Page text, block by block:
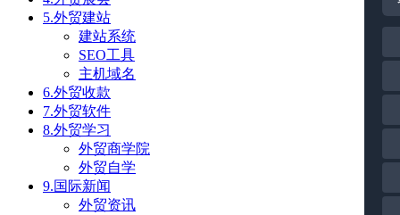
5.外贸建站
建站系统
SEO工具
主机域名
6.外贸收款
7.外贸软件
8.外贸学习
外贸商学院
外贸自学
9.国际新闻
外贸资讯